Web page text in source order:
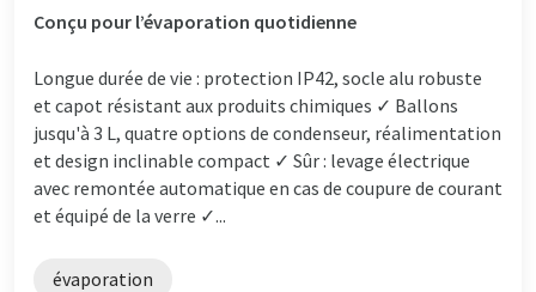
Conçu pour l’évaporation quotidienne
Longue durée de vie : protection IP42, socle alu robuste
et capot résistant aux produits chimiques ✓ Ballons
jusqu'à 3 L, quatre options de condenseur, réalimentation
et design inclinable compact ✓ Sûr : levage électrique
avec remontée automatique en cas de coupure de courant
et équipé de la verre ✓...
évaporation